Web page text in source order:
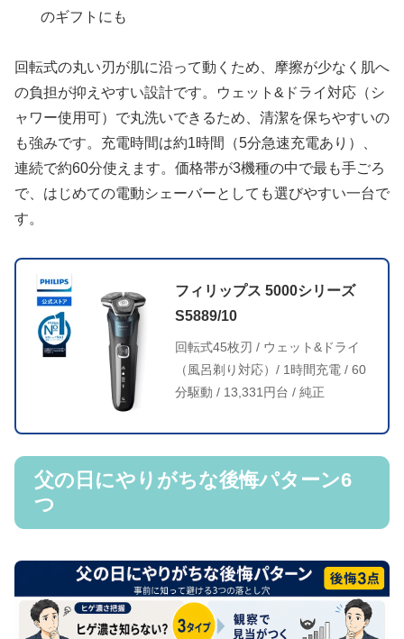
のギフトにも
回転式の丸い刃が肌に沿って動くため、摩擦が少なく肌へ
の負担が抑えやすい設計です。ウェット&ドライ対応（シ
ャワー使用可）で丸洗いできるため、清潔を保ちやすいの
も強みです。充電時間は約1時間（5分急速充電あり）、
連続で約60分使えます。価格帯が3機種の中で最も手ごろ
で、はじめての電動シェーバーとしても選びやすい一台で
す。
フィリップス 5000シリーズ
S5889/10
回転式45枚刃 / ウェット&ドライ
（風呂剃り対応）/ 1時間充電 / 60
分駆動 / 13,331円台 / 純正
父の日にやりがちな後悔パターン6
つ